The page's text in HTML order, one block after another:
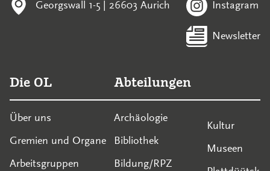
Georgswall 1-5 | 26603 Aurich Instagram
Newsletter
Die OL
Über uns
Gremien und Organe
Arbeitsgruppen
Abteilungen
Archäologie
Bibliothek
Bildung/RPZ
Kultur
Museen